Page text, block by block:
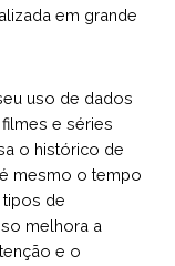
em grande
uso de dados
e séries
o histórico de
mesmo o tempo
de
melhora a
e o